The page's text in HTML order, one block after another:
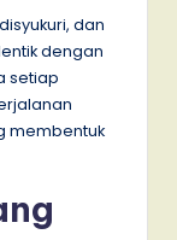
dan
dengan
setiap
membentuk